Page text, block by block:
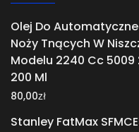
Olej Do
Noży Tnących W
Modelu 2240 Cc
200 Ml
80,00zł
Stanley FatMax